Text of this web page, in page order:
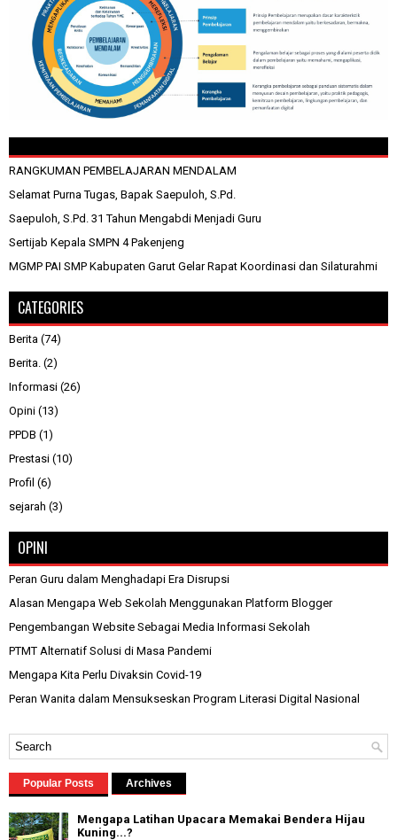
RANGKUMAN PEMBELAJARAN MENDALAM
Selamat Purna Tugas, Bapak Saepuloh, S.Pd.
Saepuloh, S.Pd. 31 Tahun Mengabdi Menjadi Guru
Sertijab Kepala SMPN 4 Pakenjeng
MGMP PAI SMP Kabupaten Garut Gelar Rapat Koordinasi dan Silaturahmi
CATEGORIES
Berita (74)
Berita. (2)
Informasi (26)
Opini (13)
PPDB (1)
Prestasi (10)
Profil (6)
sejarah (3)
OPINI
Peran Guru dalam Menghadapi Era Disrupsi
Alasan Mengapa Web Sekolah Menggunakan Platform Blogger
Pengembangan Website Sebagai Media Informasi Sekolah
PTMT Alternatif Solusi di Masa Pandemi
Mengapa Kita Perlu Divaksin Covid-19
Peran Wanita dalam Mensukseskan Program Literasi Digital Nasional
Popular Posts Archives
Mengapa Latihan Upacara Memakai Bendera Hijau
Kuning...?